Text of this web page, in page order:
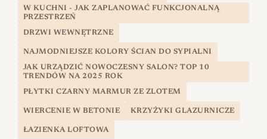
W KUCHNI - JAK ZAPLANOWAĆ FUNKCJONALNĄ
PRZESTRZEŃ
DRZWI WEWNĘTRZNE
NAJMODNIEJSZE KOLORY ŚCIAN DO SYPIALNI
JAK URZĄDZIĆ NOWOCZESNY SALON? TOP 10
TRENDÓW NA 2025 ROK
PŁYTKI CZARNY MARMUR ZE ZLOTEM
WIERCENIE W BETONIE KRZYŻYKI GLAZURNICZE
ŁAZIENKA LOFTOWA